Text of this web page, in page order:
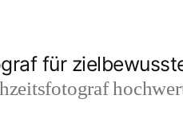
für